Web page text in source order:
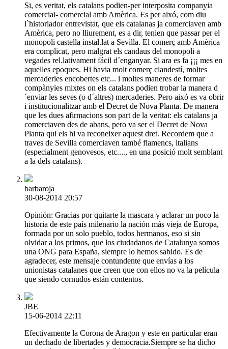
Si, es veritat, els catalans podien-per interposita companyia
comercial- comercial amb Amèrica. Es per aixó, com diu
l`historiador entrevistat, que els catalanas ja comerciaven amb
Amèrica, pero no lliurement, es a dir, tenien que passar per el
monopoli castella instal.lat a Sevilla. El comerç amb Amèrica
era complicat, pero malgrat els candaus del monopoli a
vegades rel.lativament fácil d´enganyar. Si ara es fa ¡¡¡ mes en
aquelles epoques. Hi havia molt comerç clandestí, moltes
mercaderies encobertes etc... i moltes maneres de formar
compànyies mixtes on els catalans podien trobar la manera d
´enviar les seves (o d´altres) mercaderies. Pero aixó es va obrir
i institucionalitzar amb el Decret de Nova Planta. De manera
que les dues afirmacions son part de la veritat: els catalans ja
comerciaven des de abans, pero va ser el Decret de Nova
Planta qui els hi va reconeixer aquest dret. Recordem que a
traves de Sevilla comerciaven també flamencs, italians
(especialment genovesos, etc...., en una posició molt semblant
a la dels catalans).
barbaroja
30-08-2014 20:57
Opinión: Gracias por quitarte la mascara y aclarar un poco la
historia de este país milenario la nación más vieja de Europa,
formada por un solo pueblo, todos hermanos, eso si sin
olvidar a los primos, que los ciudadanos de Catalunya somos
una ONG para España, siempre lo hemos sabido. Es de
agradecer, este mensaje contundente que envías a los
unionistas catalanes que creen que con ellos no va la película
que siendo cornudos están contentos.
JBE
15-06-2014 22:11
Efectivamente la Corona de Aragon y este en particular eran
un dechado de libertades y democracia.Siempre se ha dicho